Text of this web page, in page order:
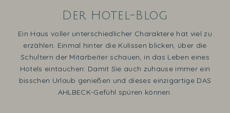
Der Hotel-Blog
Ein Haus voller unterschiedlicher Charaktere hat viel zu
erzählen. Einmal hinter die Kulissen blicken, über die
Schultern der Mitarbeiter schauen, in das Leben eines
Hotels eintauchen: Damit Sie auch zuhause immer ein
bisschen Urlaub genießen und dieses einzigartige DAS
AHLBECK-Gefühl spüren können.